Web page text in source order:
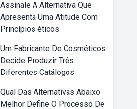
Assinale A Alternativa Que
Apresenta Uma Atitude Com
Princípios éticos
Um Fabricante De Cosméticos
Decide Produzir Três
Diferentes Catálogos
Qual Das Alternativas Abaixo
Melhor Define O Processo De